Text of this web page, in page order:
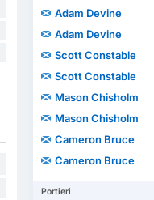
Adam Devine
Adam Devine
Scott Constable
Scott Constable
Mason Chisholm
Mason Chisholm
Cameron Bruce
Cameron Bruce
Portieri